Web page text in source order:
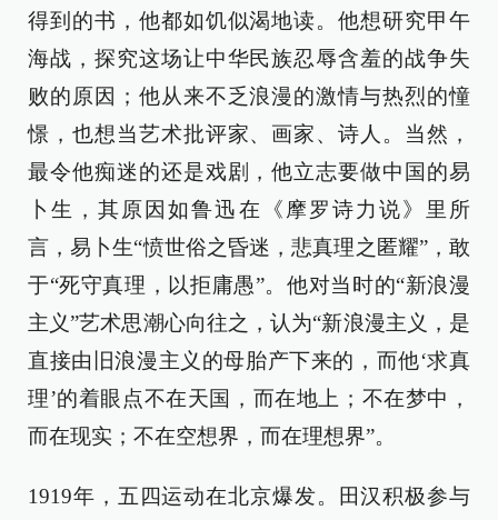
得到的书，他都如饥似渴地读。他想研究甲午
海战，探究这场让中华民族忍辱含羞的战争失
败的原因；他从来不乏浪漫的激情与热烈的憧
憬，也想当艺术批评家、画家、诗人。当然，
最令他痴迷的还是戏剧，他立志要做中国的易
卜生，其原因如鲁迅在《摩罗诗力说》里所
言，易卜生“愤世俗之昏迷，悲真理之匿耀”，敢
于“死守真理，以拒庸愚”。他对当时的“新浪漫
主义”艺术思潮心向往之，认为“新浪漫主义，是
直接由旧浪漫主义的母胎产下来的，而他‘求真
理’的着眼点不在天国，而在地上；不在梦中，
而在现实；不在空想界，而在理想界”。
1919年，五四运动在北京爆发。田汉积极参与